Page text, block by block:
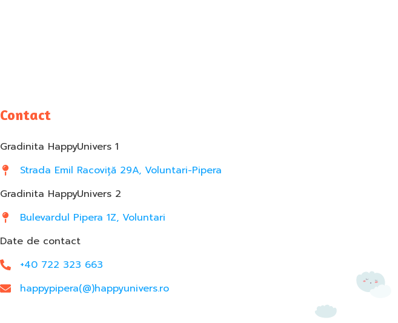
Contact
Gradinita HappyUnivers 1
Strada Emil Racoviță 29A, Voluntari-Pipera
Gradinita HappyUnivers 2
Bulevardul Pipera 1Z, Voluntari
Date de contact
+40 722 323 663
happypipera(@)happyunivers.ro